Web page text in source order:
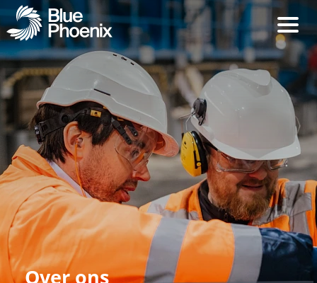
Over ons